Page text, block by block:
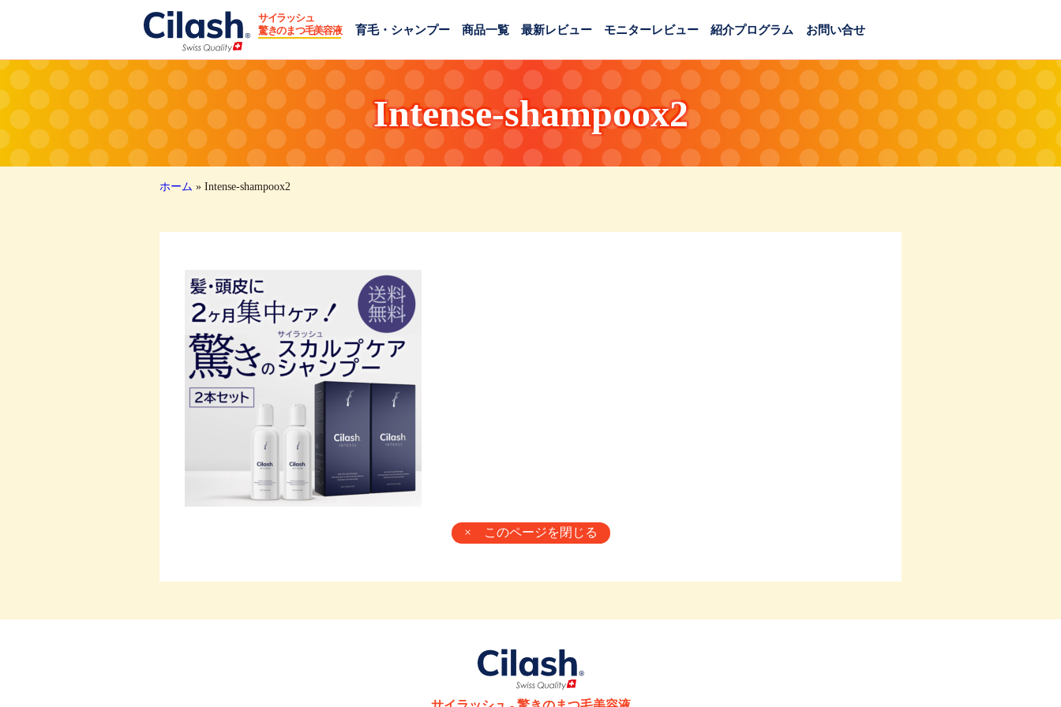
サイラッシュ
驚きのまつ毛美容液
育毛・シャンプー 商品一覧 最新レビュー モニターレビュー 紹介プログラム お問い合せ
Intense-shampoox2
ホーム » Intense-shampoox2
× このページを閉じる